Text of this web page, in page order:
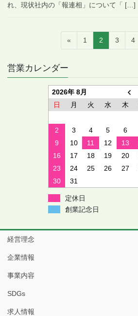
れ、現状社内の「報連相」について「 […]
ナ
ビ
«
固
定
ジ
1
固
定
ジ
2
固
定
ジ
3
固
定
ジ
4
営業カレンダー
2026年 8月
日
月 火 水 木
2
3 4 5 6
9
10 11 12 13
16
17 18 19 20
23
24 25 26 27
30
31
定休日
創業記念日
経営理念
企業情報
事業内容
SDGs
求人情報